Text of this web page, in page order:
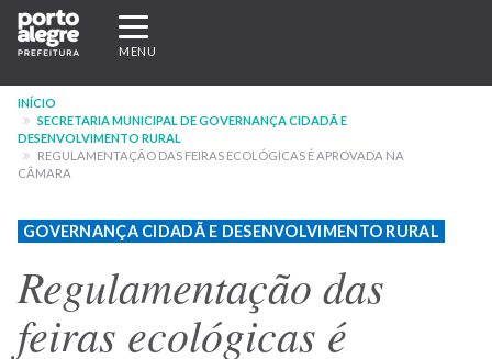
Pular
para
conteúdo
principal
Expandir/recolher
navegação
MENU
INÍCIO
SECRETARIA MUNICIPAL DE GOVERNANÇA CIDADÃ E
DESENVOLVIMENTO RURAL
REGULAMENTAÇÃO DAS FEIRAS ECOLÓGICAS É APROVADA NA
CÂMARA
GOVERNANÇA CIDADÃ E DESENVOLVIMENTO RURAL
Regulamentação das
feiras ecológicas é